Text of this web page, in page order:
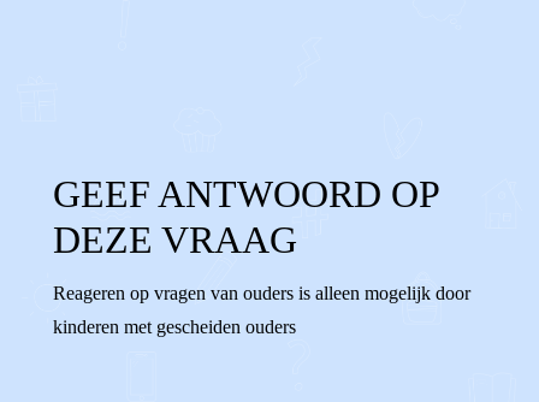
GEEF ANTWOORD OP
DEZE VRAAG
Reageren op vragen van ouders is alleen mogelijk door
kinderen met gescheiden ouders